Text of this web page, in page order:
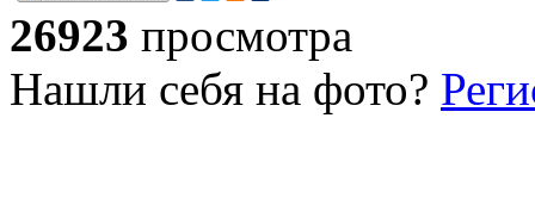
26923 просмотра
Нашли себя на фото?